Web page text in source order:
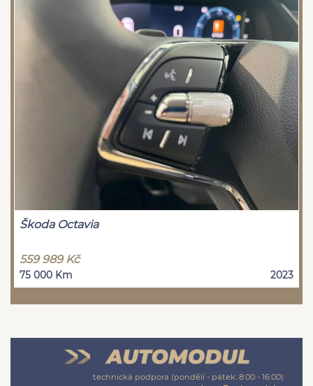
Škoda Octavia
559 989 Kč
75 000 Km 2023
technická podpora (pondělí - pátek: 8:00 - 16:00):